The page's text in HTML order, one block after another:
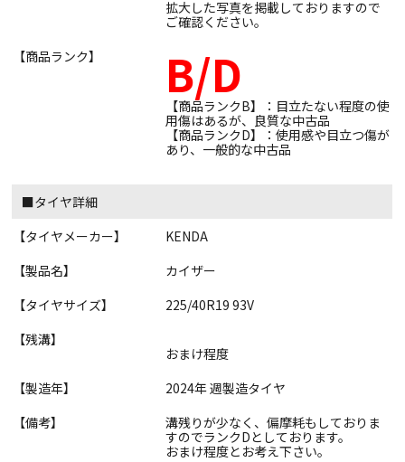
拡大した写真を掲載しておりますので
ご確認ください。
【商品ランク】
B/D
【商品ランクB】：目立たない程度の使
用傷はあるが、良質な中古品
【商品ランクD】：使用感や目立つ傷が
あり、一般的な中古品
■タイヤ詳細
【タイヤメーカー】
KENDA
【製品名】
カイザー
【タイヤサイズ】
225/40R19 93V
【残溝】
おまけ程度
【製造年】
2024年 週製造タイヤ
【備考】
溝残りが少なく、偏摩耗もしておりま
すのでランクDとしております。
おまけ程度とお考え下さい。